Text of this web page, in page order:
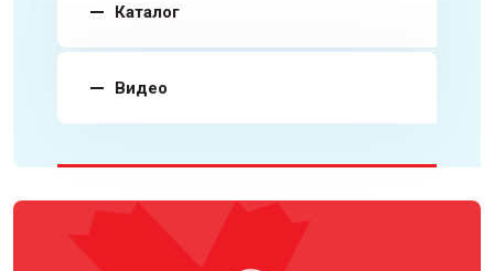
Каталог
Видео